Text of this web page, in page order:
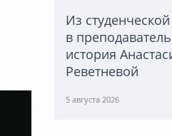
Из
в
история
Реветневой
5 августа 2026